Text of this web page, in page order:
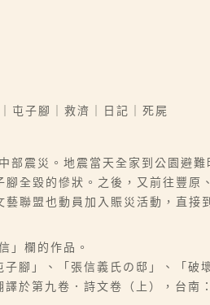
屯子腳｜救濟｜日記｜死屍
部震災。地震當天全家到公園避
腳全毀的慘狀。之後，又前往豐
藝聯盟也動員加入賑災活動，直
」欄的作品。
腳」、「張信義氏の邸」、「
於第九卷．詩文卷（上），台